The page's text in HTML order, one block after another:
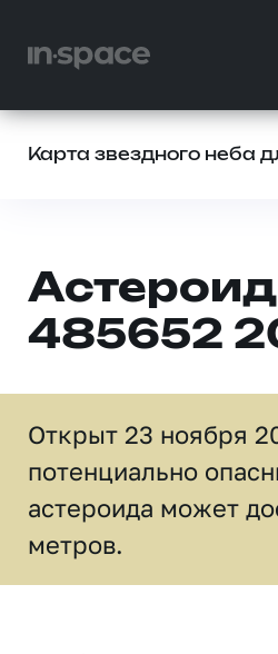
Карта звездного неба
Астероид
485652
Открыт 23 ноября
потенциально
астероида может
метров.